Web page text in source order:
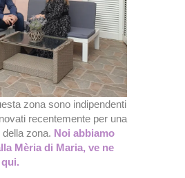
zona sono indipendenti
recentemente per una
zona. Noi abbiamo
Mèria di Maria, ve ne